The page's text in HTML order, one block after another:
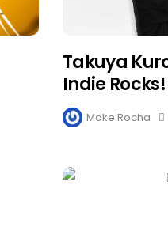
Takuya
Indie Rocks!
Make Rocha